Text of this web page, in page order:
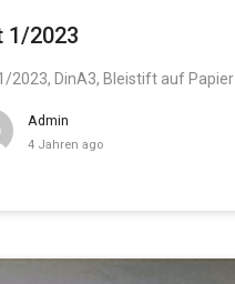
1/2023
2023, DinA3, Bleistift auf Papier
Admin
4 Jahren ago